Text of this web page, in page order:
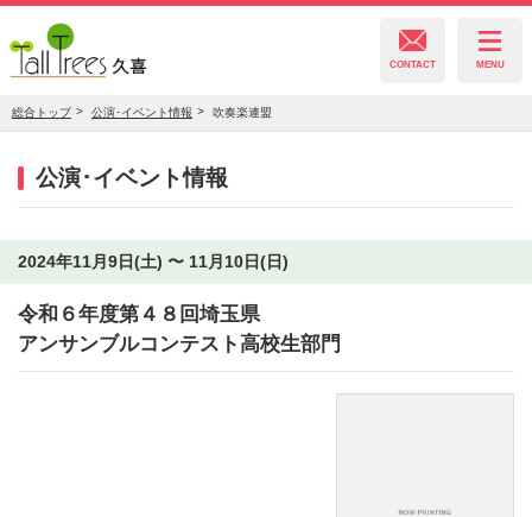
MENU
CONTACT
総合トップ 公演･イベント情報 吹奏楽連盟
公演･イベント情報
2024年11月9日(土) 〜 11月10日(日)
令和６年度第４８回埼玉県
アンサンブルコンテスト高校生部門
久喜総合文化会館
栗橋文化会館